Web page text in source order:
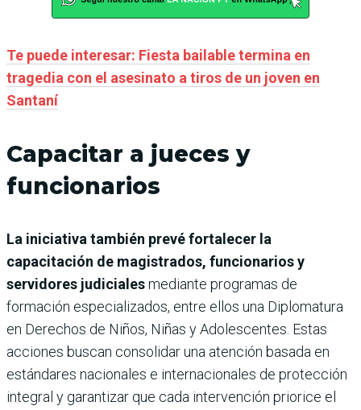
Te puede interesar: Fiesta bailable termina en
tragedia con el asesinato a tiros de un joven en
Santaní
Capacitar a jueces y
funcionarios
La iniciativa también prevé fortalecer la
capacitación de magistrados, funcionarios y
servidores judicialesmediante programas de
formación especializados, entre ellos una Diplomatura
en Derechos de Niños, Niñas y Adolescentes. Estas
acciones buscan consolidar una atención basada en
estándares nacionales e internacionales de protección
integral y garantizar que cada intervención priorice el